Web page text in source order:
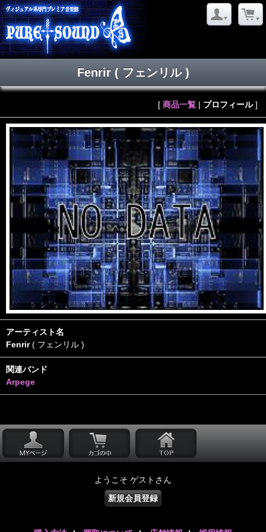
Fenrir( フェンリル )
[ 商品一覧 | プロフィール]
アーティスト名
Fenrir( フェンリル )
関連バンド
Arpege
ようこそ ゲストさん
新規会員登録